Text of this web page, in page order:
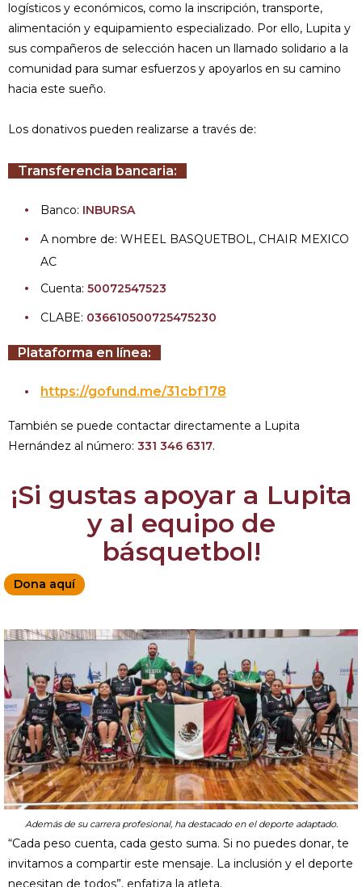
logísticos y económicos, como la inscripción, transporte,
alimentación y equipamiento especializado. Por ello, Lupita y
sus compañeros de selección hacen un llamado solidario a la
comunidad para sumar esfuerzos y apoyarlos en su camino
hacia este sueño.
Los donativos pueden realizarse a través de:
Transferencia bancaria:
Banco: INBURSA
A nombre de: WHEEL BASQUETBOL, CHAIR MEXICO
AC
Cuenta: 50072547523
CLABE: 036610500725475230
Plataforma en línea:
https://gofund.me/31cbf178
También se puede contactar directamente a Lupita
Hernández al número: 331 346 6317.
¡Si gustas apoyar a Lupita
y al equipo de
básquetbol!
Dona aquí
Además de su carrera profesional, ha destacado en el deporte adaptado.
“Cada peso cuenta, cada gesto suma. Si no puedes donar, te
invitamos a compartir este mensaje. La inclusión y el deporte
necesitan de todos”, enfatiza la atleta.